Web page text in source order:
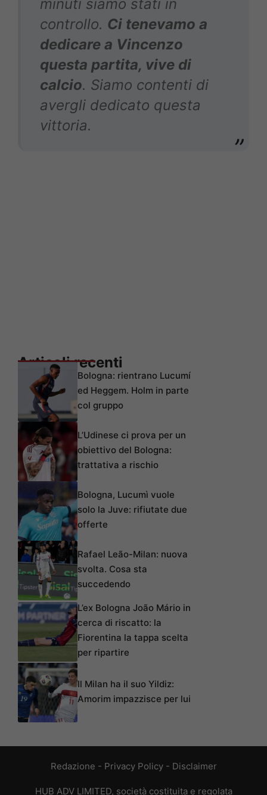
minuti siamo stati in
controllo. Ci tenevamo a
dedicare a Vincenzo
questa partita, vive di
calcio. Siamo contenti di
avergli dedicato questa
vittoria.
Articoli recenti
Bologna: rientrano Lucumí
ed Heggem. Holm in parte
col gruppo
L’Udinese ci prova per un
obiettivo del Bologna:
trattativa a rischio
Bologna, Lucumì vuole
solo la Juve: rifiutate due
offerte
Rafael Leão-Milan: nuova
svolta. Cosa sta
succedendo
L’ex Bologna João Mário in
cerca di riscatto: la
Fiorentina la tappa scelta
per ripartire
Il Milan ha il suo Yildiz:
Amorim impazzisce per lui
Redazione - Privacy Policy- Disclaimer
HUB ADV LIMITED, società costituita e regolata